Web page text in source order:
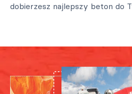
dobierzesz najlepszy beton do